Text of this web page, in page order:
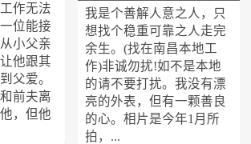
作无法
位能接
小父亲
他跟其
父爱。
前夫离
，但他
我是个善解人意之人，只
想找个稳重可靠之人走完
余生。(找在南昌本地工
作)非诚勿扰!如不是本地
的请不要打扰。我没有漂
亮的外表，但有一颗善良
的心。相片是今年1月所
拍，...